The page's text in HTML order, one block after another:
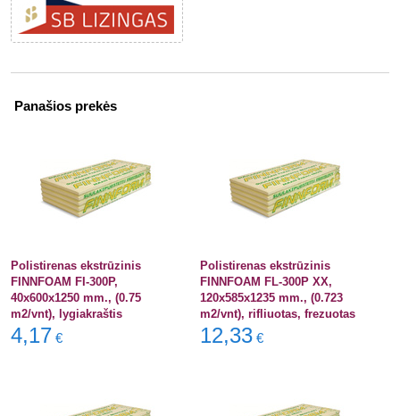
Panašios prekės
Polistirenas ekstrūzinis
FINNFOAM FI-300P,
40x600x1250 mm., (0.75
m2/vnt), lygiakraštis
4,17 €
Polistirenas ekstrūzinis
FINNFOAM FL-300P XX,
120x585x1235 mm., (0.723
m2/vnt), rifliuotas, frezuotas
12,33 €